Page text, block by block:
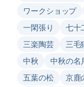
ワークショップ
一閑張り
七十
三楽陶芸
三毛
中秋
中秋の名
五葉の松
京鹿